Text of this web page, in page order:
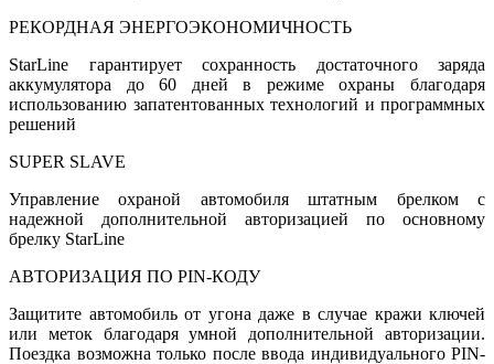
РЕКОРДНАЯ ЭНЕРГОЭКОНОМИЧНОСТЬ
StarLine гарантирует сохранность достаточного заряда
аккумулятора до 60 дней в режиме охраны благодаря
использованию запатентованных технологий и программных
решений
SUPER SLAVE
Управление охраной автомобиля штатным брелком с
надежной дополнительной авторизацией по основному
брелку StarLine
АВТОРИЗАЦИЯ ПО PIN-КОДУ
Защитите автомобиль от угона даже в случае кражи ключей
или меток благодаря умной дополнительной авторизации.
Поездка возможна только после ввода индивидуального PIN-